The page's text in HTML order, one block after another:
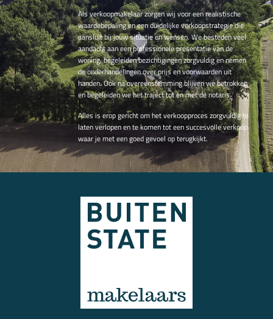
Als verkoopmakelaar zorgen wij voor een realistische
waardebepaling en een duidelijke verkoopstrategie die
aansluit bij jouw situatie en wensen. We besteden veel
aandacht aan een professionele presentatie van de
woning, begeleiden bezichtigingen zorgvuldig en nemen
de onderhandelingen over prijs en voorwaarden uit
handen. Ook na overeenstemming blijven we betrokken
en begeleiden we het traject tot en met de notaris.
Alles is erop gericht om het verkoopproces zorgvuldig te
laten verlopen en te komen tot een succesvolle verkoop
waar je met een goed gevoel op terugkijkt.